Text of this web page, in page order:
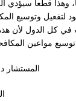
وهذا قطعا سيؤدي
وتوسيع
كل الدول لأن هذه
المستشار